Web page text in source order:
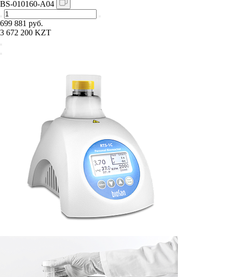
BS-010160-A04
699 881 руб.
3 672 200 KZT